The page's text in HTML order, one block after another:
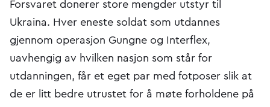
Forsvaret donerer store mengder utstyr til
Ukraina. Hver eneste soldat som utdannes
gjennom operasjon Gungne og Interflex,
uavhengig av hvilken nasjon som står for
utdanningen, får et eget par med fotposer slik at
de er litt bedre utrustet for å møte forholdene på